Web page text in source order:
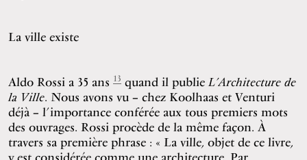
La ville existe
Aldo Rossi a 35 ans 13quand il publie L’Architecture de
la Ville. Nous avons vu – chez Koolhaas et Venturi
déjà – l’importance conférée aux tous premiers mots
des ouvrages. Rossi procède de la même façon. À
travers sa première phrase : « La ville, objet de ce livre,
y est considérée comme une architecture. Par